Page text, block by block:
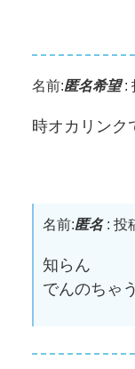
名前:匿名希望:
時オカリンク
名前:匿名: 投
知らん
でんのちゃ